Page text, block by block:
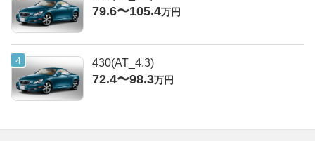
79.6〜105.4万円
430(AT_4.3)
72.4〜98.3万円